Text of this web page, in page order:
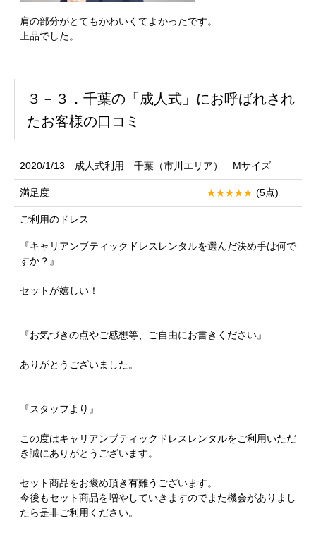
肩の部分がとてもかわいくてよかったです。
上品でした。
３－３．千葉の「成人式」にお呼ばれされ
たお客様の口コミ
2020/1/13 成人式利用 千葉（市川エリア） Mサイズ
満足度 (5点)
ご利用のドレス
『キャリアンブティックドレスレンタルを選んだ決め手は何で
すか？』
セットが嬉しい！
『お気づきの点やご感想等、ご自由にお書きください』
ありがとうございました。
『スタッフより』
この度はキャリアンブティックドレスレンタルをご利用いただ
き誠にありがとうございます。
セット商品をお褒め頂き有難うございます。
今後もセット商品を増やしていきますのでまた機会がありまし
たら是非ご利用ください。